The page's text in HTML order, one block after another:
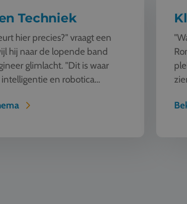
Techniek
hier precies?" vraagt een
hij naar de lopende band
glimlacht. "Dit is waar
en robotica